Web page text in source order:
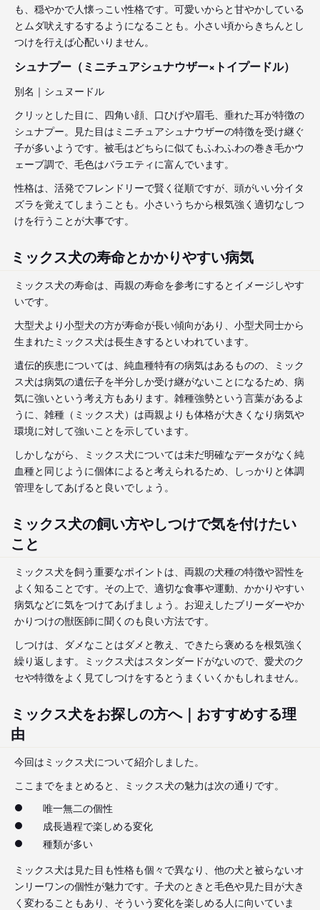
も、穏やかで人懐っこい性格です。可愛いからと甘やかしている
とムダ吠えするするようになることも。小さい頃からきちんとし
つけを行えば心配いりません。
シュナプー（ミニチュアシュナウザー×トイプードル）
別名｜シュヌードル
クリッとした目に、四角い顔、口ひげや眉毛、垂れた耳が特徴の
シュナプー。見た目はミニチュアシュナウザーの特徴を受け継ぐ
子が多いようです。被毛はどちらに似てもふわふわの巻き毛かウ
ェーブ調で、毛色はバラエティに富んでいます。
性格は、活発でフレンドリーで賢く従順ですが、頭がいい分イタ
ズラを覚えてしまうことも。小さいうちから根気強く適切なしつ
けを行うことが大事です。
ミックス犬の寿命とかかりやすい病気
ミックス犬の寿命は、両親の寿命を参考にするとイメージしやす
いです。
大型犬より小型犬の方が寿命が長い傾向があり、小型犬同士から
生まれたミックス犬は長生きするといわれています。
遺伝的疾患については、純血種特有の病気はあるものの、ミック
ス犬は病気の遺伝子を半分しか受け継がないことになるため、病
気に強いという考え方もあります。雑種強勢という言葉があるよ
うに、雑種（ミックス犬）は両親よりも体格が大きくなり病気や
環境に対して強いことを示しています。
しかしながら、ミックス犬については未だ明確なデータがなく純
血種と同じように個体によると考えられるため、しっかりと体調
管理をしてあげると良いでしょう。
ミックス犬の飼い方やしつけで気を付けたい
こと
ミックス犬を飼う重要なポイントは、両親の犬種の特徴や習性を
よく知ることです。その上で、適切な食事や運動、かかりやすい
病気などに気をつけてあげましょう。お迎えしたブリーダーやか
かりつけの獣医師に聞くのも良い方法です。
しつけは、ダメなことはダメと教え、できたら褒めるを根気強く
繰り返します。ミックス犬はスタンダードがないので、愛犬のク
セや特徴をよく見てしつけをするとうまくいくかもしれません。
ミックス犬をお探しの方へ｜おすすめする理
由
今回はミックス犬について紹介しました。
ここまでをまとめると、ミックス犬の魅力は次の通りです。
唯一無二の個性
成長過程で楽しめる変化
種類が多い
ミックス犬は見た目も性格も個々で異なり、他の犬と被らないオ
ンリーワンの個性が魅力です。子犬のときと毛色や見た目が大き
く変わることもあり、そういう変化を楽しめる人に向いていま